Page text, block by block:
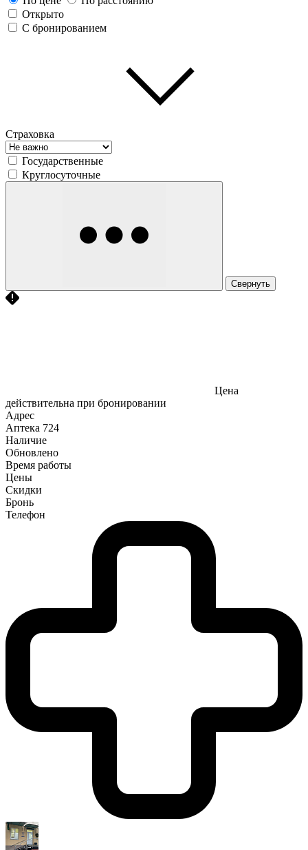
Открыто
С бронированием
Страховка
Государственные
Круглосуточные
Свернуть
Цена
действительна при бронировании
Адрес
Аптека 724
Наличие
Обновлено
Время работы
Цены
Скидки
Бронь
Телефон